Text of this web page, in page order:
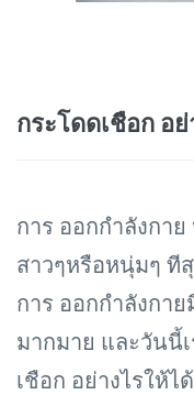
กระโดดเชือก อ
การ ออกกำลังกา
สาวๆหรือหนุ่มๆ ที
การ ออกกำลังกา
มากมาย และวันนี้
เชือก อย่างไรให้